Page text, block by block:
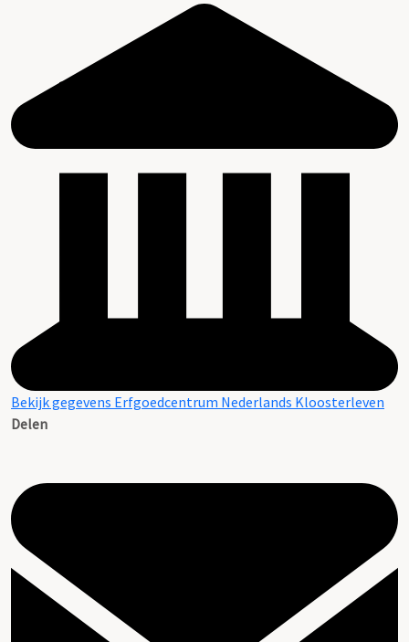
Bekijk gegevens Erfgoedcentrum Nederlands Kloosterleven
Delen